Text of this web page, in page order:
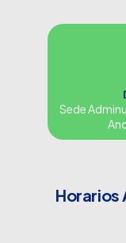
Sede
Horarios